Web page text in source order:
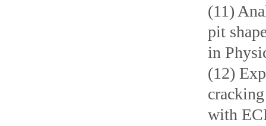
(11)
pit
in
(12)
with